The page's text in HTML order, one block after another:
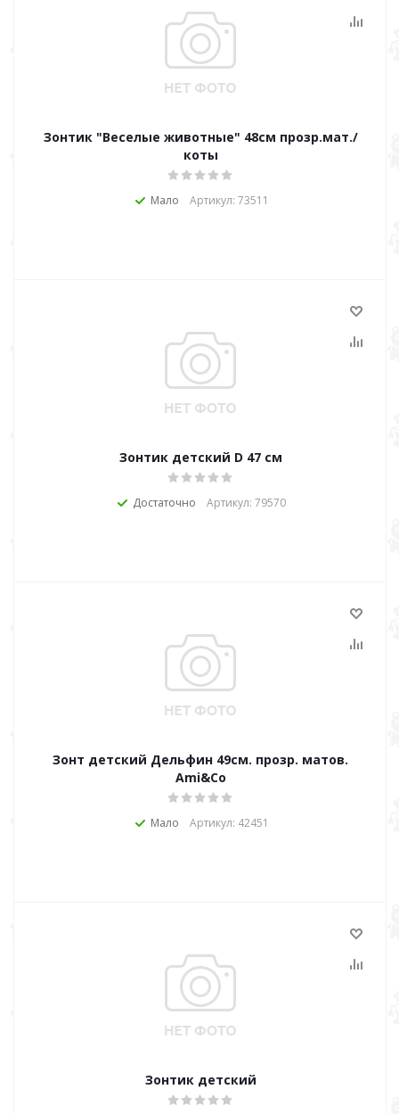
Зонтик "Веселые животные" 48см прозр.мат./
коты
Мало Артикул: 73511
Зонтик детский D 47 см
Достаточно Артикул: 79570
Зонт детский Дельфин 49см. прозр. матов.
Ami&Co
Мало Артикул: 42451
Зонтик детский